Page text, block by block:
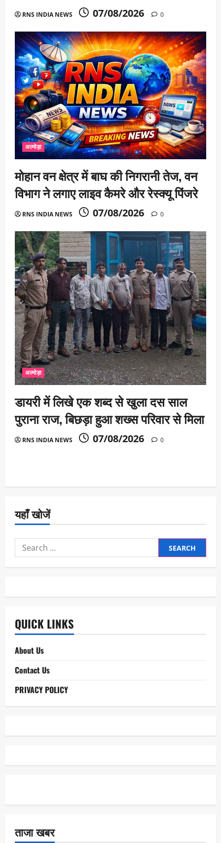
RNS INDIA NEWS 07/08/2026 0
अल्मोड़ा
मोहान वन क्षेत्र में बाघ की निगरानी तेज, वन
विभाग ने लगाए लाइव कैमरे और रेस्क्यू पिंजरे
RNS INDIA NEWS 07/08/2026 0
अल्मोड़ा
डायरी में लिखे एक शब्द से खुला दस साल
पुराना राज, बिछड़ा हुआ शख्स परिवार से मिला
RNS INDIA NEWS 07/08/2026 0
यहाँ खोजें
Search
for:
QUICK LINKS
About Us
Contact Us
PRIVACY POLICY
ताजा खबर